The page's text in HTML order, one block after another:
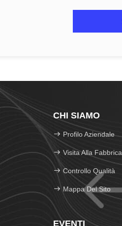
CHI SIAMO
Profilo Aziendale
Visita Alla Fabbrica
Controllo Qualità
Mappa Del Sito
EVENTI